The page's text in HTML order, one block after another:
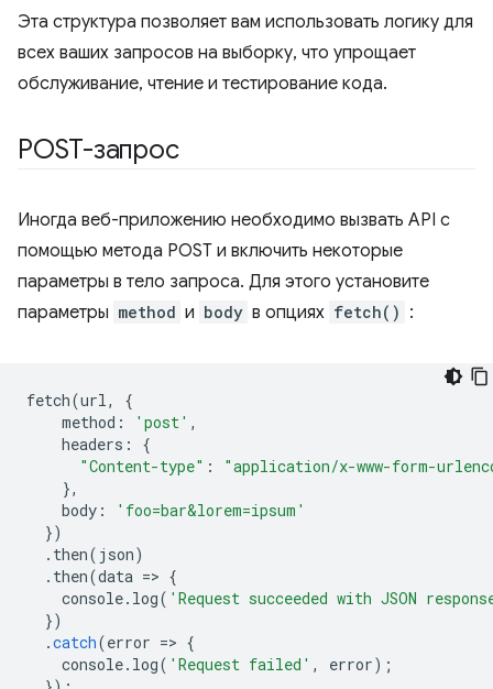
Эта структура позволяет вам использовать логику для
всех ваших запросов на выборку, что упрощает
обслуживание, чтение и тестирование кода.
POST-запрос
Иногда веб-приложению необходимо вызвать API с
помощью метода POST и включить некоторые
параметры в тело запроса. Для этого установите
параметры method и body в опциях fetch() :
fetch(url,
{
method : 'post' ,
headers :
{
"Content-type" :
"application/x-www-form-
},
body :
'foo=bar&lorem=ipsum'
})
. then( json)
. then(data => {
console. log( 'Request succeeded with JSON
})
.catch(error => {
console. log( 'Request failed' , error);